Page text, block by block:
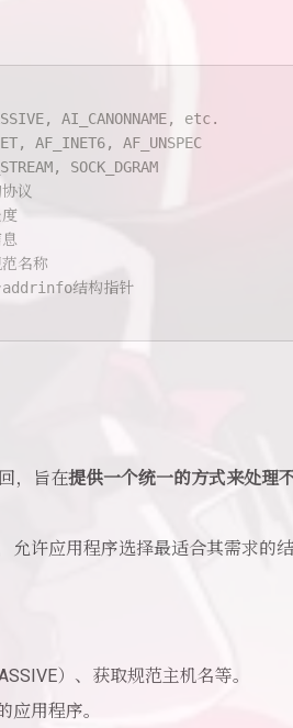
AI_CANONNAME, etc.
AF_INET6, AF_UNSPEC
SOCK_DGRAM
议
名称
结构指针
，旨在提供一个统一的方式来处理
允许应用程序选择最适合其需求的结
）、获取规范主机名等。
用程序。